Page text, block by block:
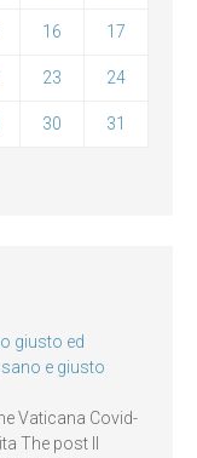
16 17
23 24
30 31
giusto ed
e giusto
Vaticana Covid-
The post Il